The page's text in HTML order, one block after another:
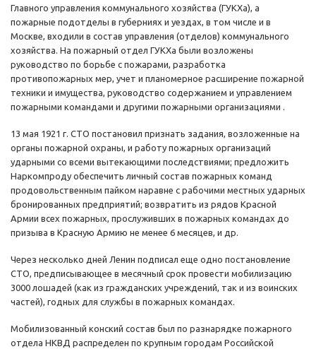
Главного управления коммунального хозяйства (ГУКХа), а
пожарные подотделы в губерниях и уездах, в том числе и в
Москве, входили в состав управления (отделов) коммунального
хозяйства. На пожарный отдел ГУКХа были возложены
руководство по борьбе с пожарами, разработка
противопожарных мер, учет и планомерное расширение пожарной
техники и имущества, руководство содержанием и управлением
пожарными командами и другими пожарными организациями .
13 мая 1921 г. СТО постановил признать задания, возложенные на
органы пожарной охраны, и работу пожарных организаций
ударными со всеми вытекающими последствиями; предложить
Наркомпроду обеспечить личный состав пожарных команд
продовольственным пайком наравне с рабочими местных ударных
бронированных предприятий; возвратить из рядов Красной
Армии всех пожарных, прослуживших в пожарных командах до
призыва в Красную Армию не менее 6 месяцев, и др.
Через несколько дней Ленин подписал еще одно постановление
СТО, предписывающее в месячный срок провести мобилизацию
3000 лошадей (как из гражданских учреждений, так и из воинских
частей), годных для службы в пожарных командах.
Мобилизованный конский состав был по разнарядке пожарного
отдела НКВД распределен по крупным городам Российской